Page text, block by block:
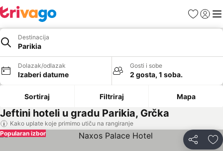
FavoritiPrijavi
Destinacija
Parikia
Dolazak/odlazak
Izaberi datume
Gosti i sobe
2 gosta, 1 soba.
Sortiraj Filtriraj Mapa
Jeftini hoteli u gradu Parikia, Grčka
Kako uplate koje primimo utiču na rangiranje
Deli
Popularan izbor